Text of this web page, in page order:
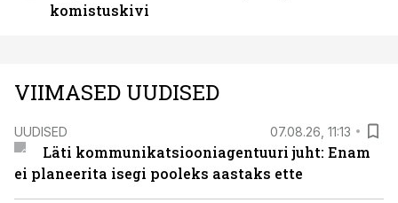
komistuskivi
VIIMASED UUDISED
UUDISED 07.08.26, 11:13
Läti kommunikatsiooniagentuuri juht: Enam
ei planeerita isegi pooleks aastaks ette